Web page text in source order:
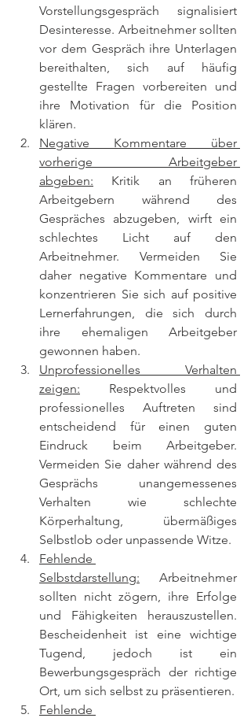
Vorstellungsgespräch signalisiert
Desinteresse. Arbeitnehmer sollten
vor dem Gespräch ihre Unterlagen
bereithalten, sich auf häufig
gestellte Fragen vorbereiten und
ihre Motivation für die Position
klären.
Negative Kommentare über
vorherige Arbeitgeber
abgeben: Kritik an früheren
Arbeitgebern während des
Gespräches abzugeben, wirft ein
schlechtes Licht auf den
Arbeitnehmer. Vermeiden Sie
daher negative Kommentare und
konzentrieren Sie sich auf positive
Lernerfahrungen, die sich durch
ihre ehemaligen Arbeitgeber
gewonnen haben.
Unprofessionelles Verhalten
zeigen: Respektvolles und
professionelles Auftreten sind
entscheidend für einen guten
Eindruck beim Arbeitgeber.
Vermeiden Sie daher während des
Gesprächs unangemessenes
Verhalten wie schlechte
Körperhaltung, übermäßiges
Selbstlob oder unpassende Witze.
Fehlende
Selbstdarstellung: Arbeitnehmer
sollten nicht zögern, ihre Erfolge
und Fähigkeiten herauszustellen.
Bescheidenheit ist eine wichtige
Tugend, jedoch ist ein
Bewerbungsgespräch der richtige
Ort, um sich selbst zu präsentieren.
Fehlende